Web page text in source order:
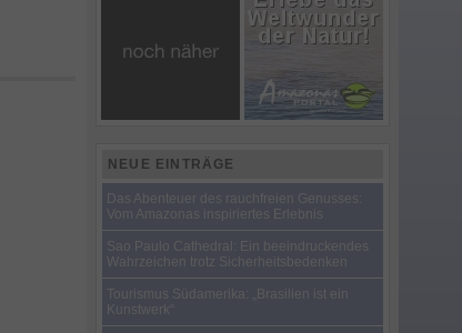
NEUE EINTRÄGE
Das Abenteuer des rauchfreien Genusses:
Vom Amazonas inspiriertes Erlebnis
Sao Paulo Cathedral: Ein beeindruckendes
Wahrzeichen trotz Sicherheitsbedenken
Tourismus Südamerika: „Brasilien ist ein
Kunstwerk“